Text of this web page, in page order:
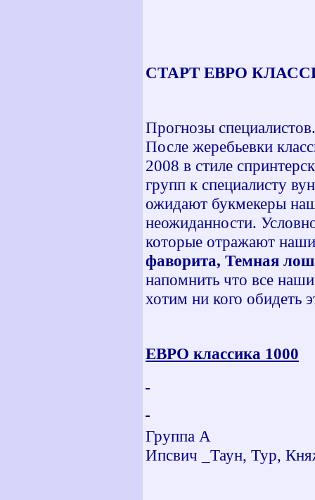
СТАРТ ЕВРО
Прогнозы специалистов.
После жеребьевки
2008 в стиле
групп к специалисту
ожидают букмекеры
неожиданности.
которые отражают
фаворита, Темная
напомнить что все
хотим ни кого обидеть
ЕВРО классика 1000
Группа А
Ипсвич _Таун, Тур,